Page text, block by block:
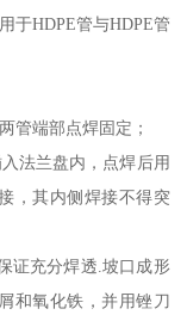
于HDPE管与HDPE管
管端部点焊固定；
法兰盘内，点焊后用
，其内侧焊接不得突
证充分焊透.坡口成形
和氧化铁，并用锉刀